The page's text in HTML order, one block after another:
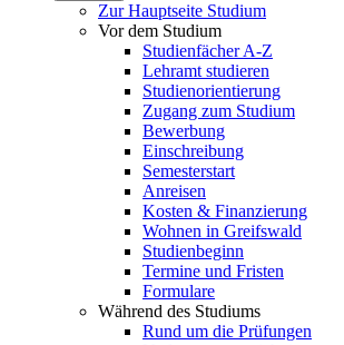
Zur Hauptseite Studium
Vor dem Studium
Studienfächer A-Z
Lehramt studieren
Studienorientierung
Zugang zum Studium
Bewerbung
Einschreibung
Semesterstart
Anreisen
Kosten & Finanzierung
Wohnen in Greifswald
Studienbeginn
Termine und Fristen
Formulare
Während des Studiums
Rund um die Prüfungen